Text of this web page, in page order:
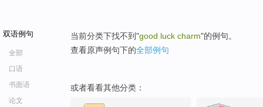
双语例句
全部
口语
书面语
论文
当前分类下找不到"good luck charm"的例句。
查看原声例句下的全部例句
或者看看其他分类：